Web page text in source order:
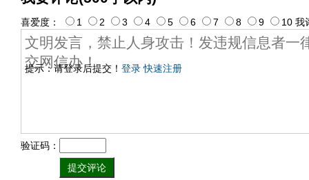
提示：请登录后提交！ 登录 快速注册
喜爱度： 1 2 3 4 5 6 7 8 9 10 我
验证码：